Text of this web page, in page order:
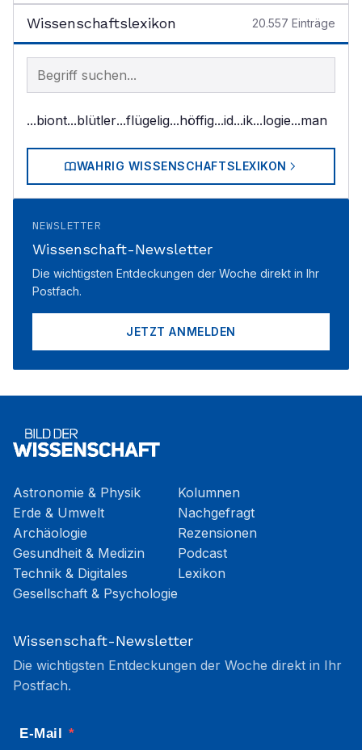
Wissenschaftslexikon 20.557 Einträge
Begriff im Lexikon suchen
...biont...blütler...flügelig...höffig...id...ik...logie...man
WAHRIG WISSENSCHAFTSLEXIKON
NEWSLETTER
Wissenschaft-Newsletter
Die wichtigsten Entdeckungen der Woche direkt in Ihr
Postfach.
JETZT ANMELDEN
Astronomie & Physik
Erde & Umwelt
Archäologie
Gesundheit & Medizin
Technik & Digitales
Gesellschaft & Psychologie
Kolumnen
Nachgefragt
Rezensionen
Podcast
Lexikon
Wissenschaft-Newsletter
Die wichtigsten Entdeckungen der Woche direkt in Ihr
Postfach.